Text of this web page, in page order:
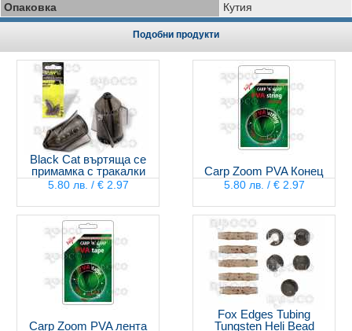
Опаковка Кутия
Подобни продукти
Black Cat въртяща се
примамка с тракалки
5.80 лв. / € 2.97
Carp Zoom PVA Конец
5.80 лв. / € 2.97
Carp Zoom PVA лента
Fox Edges Tubing
Tungsten Heli Bead